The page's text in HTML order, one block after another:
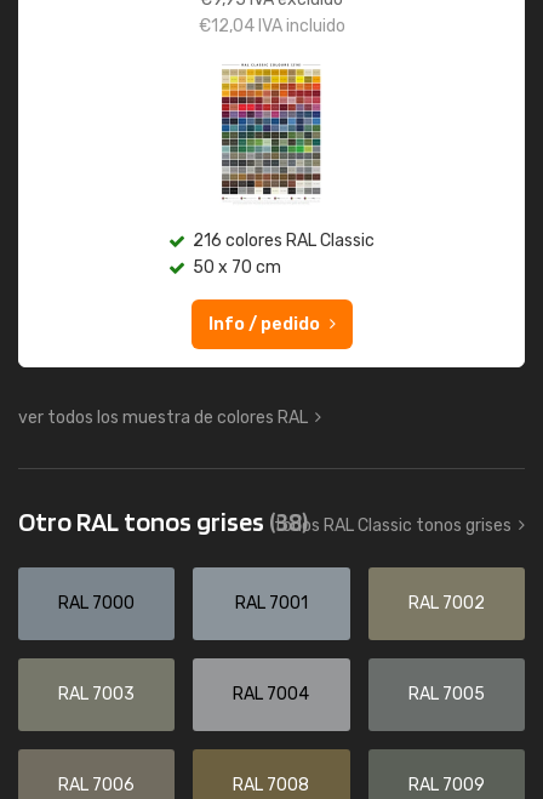
€12,04IVA incluido
216 colores RAL Classic
50 x 70 cm
Info / pedido
ver todos los muestra de colores RAL
Otro RAL tonos grises (38)
todos RAL Classic tonos grises
RAL 7000 RAL 7001 RAL 7002
RAL 7003 RAL 7004 RAL 7005
RAL 7006 RAL 7008 RAL 7009